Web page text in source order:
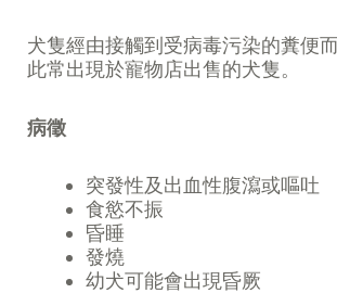
犬隻經由接觸到受病毒污染的糞便
此常出現於寵物店出售的犬隻。
病徵
突發性及出血性腹瀉或嘔吐
食慾不振
昏睡
發燒
幼犬可能會出現昏厥